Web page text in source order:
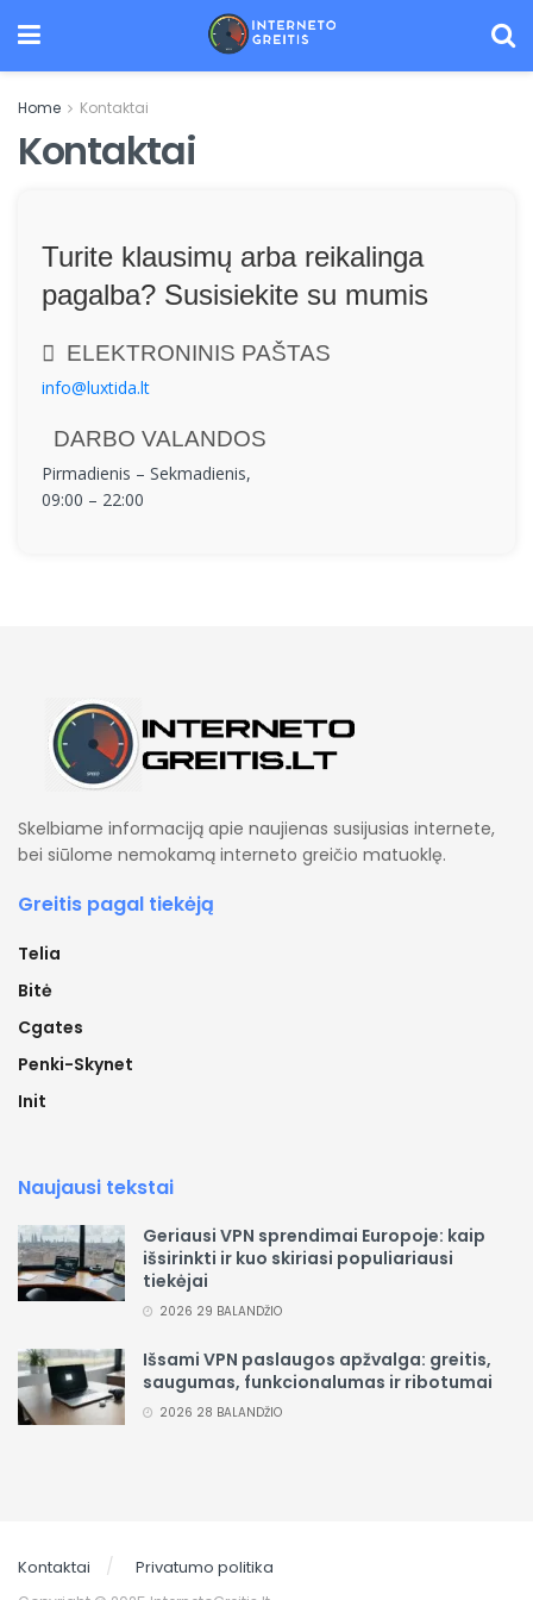
Home Kontaktai
Kontaktai
Turite klausimų arba reikalinga
pagalba? Susisiekite su mumis
ELEKTRONINIS PAŠTAS
info@luxtida.lt
DARBO VALANDOS
Pirmadienis – Sekmadienis,
09:00 – 22:00
Skelbiame informaciją apie naujienas susijusias internete,
bei siūlome nemokamą interneto greičio matuoklę.
Greitis pagal tiekėją
Telia
Bitė
Cgates
Penki-Skynet
Init
Naujausi tekstai
Geriausi VPN sprendimai Europoje: kaip
išsirinkti ir kuo skiriasi populiariausi
tiekėjai
2026 29 BALANDŽIO
Išsami VPN paslaugos apžvalga: greitis,
saugumas, funkcionalumas ir ribotumai
2026 28 BALANDŽIO
Kontaktai Privatumo politika